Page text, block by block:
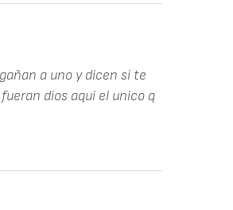
a uno y dicen si te
dios aqui el unico q